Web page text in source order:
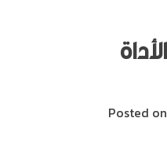
الأداة
Posted on